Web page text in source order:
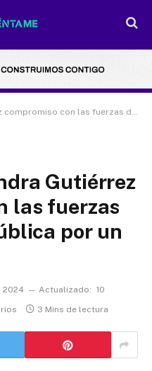
fuerzas de seguridad pública por un León en paz
Gutiérrez
las fuerzas
por un
2024 Actualizado: 10
3 Mins de lectura